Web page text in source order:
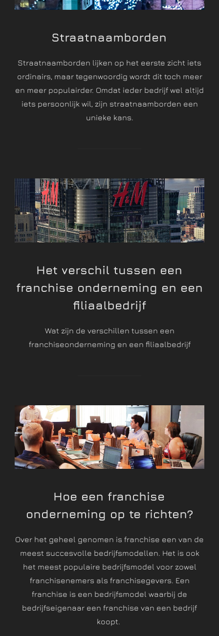
Straatnaamborden
Straatnaamborden lijken op het eerste zicht iets
ordinairs, maar tegenwoordig wordt dit toch meer
en meer populairder. Omdat ieder bedrijf wel altijd
iets persoonlijk wil, zijn straatnaamborden een
unieke kans.
Het verschil tussen een
franchise onderneming en een
filiaalbedrijf
Wat zijn de verschillen tussen een
franchiseonderneming en een filiaalbedrijf
Hoe een franchise
onderneming op te richten?
Over het geheel genomen is franchise een van de
meest succesvolle bedrijfsmodellen. Het is ook
het meest populaire bedrijfsmodel voor zowel
franchisenemers als franchisegevers. Een
franchise is een bedrijfsmodel waarbij de
bedrijfseigenaar een franchise van een bedrijf
koopt.